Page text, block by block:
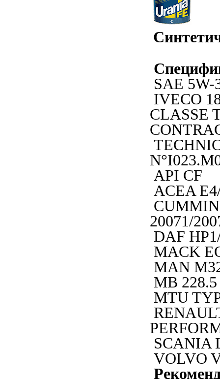
SAE 5W-
IVECO
CLASSE
API CF
ACEA
20071/
DAF
MACK
MAN
MB 228.5
MTU
SCANIA
VOLVO